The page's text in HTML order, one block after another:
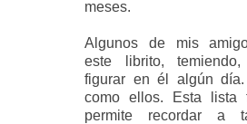
meses.
Algunos de mis
este librito,
figurar en él algún
como ellos. Esta lista
permite recordar a